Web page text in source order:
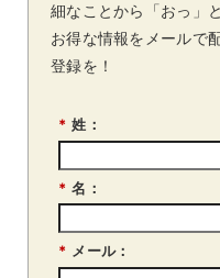
細なことから「おっ」
お得な情報をメールで
登録を！
* 姓：
* 名：
* メール：